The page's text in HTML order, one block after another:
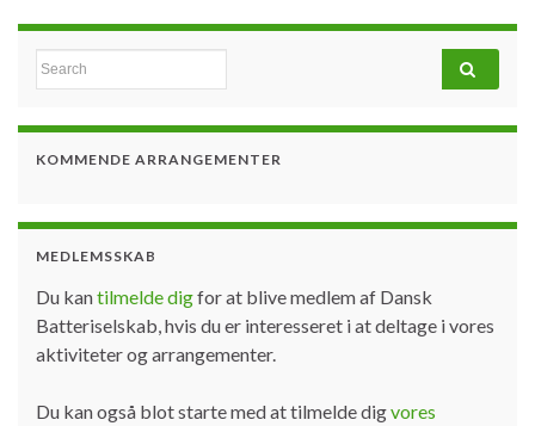
Search for:
KOMMENDE ARRANGEMENTER
MEDLEMSSKAB
Du kantilmelde digfor at blive medlem af Dansk
Batteriselskab, hvis du er interesseret i at deltage i vores
aktiviteter og arrangementer.
Du kan også blot starte med at tilmelde digvores